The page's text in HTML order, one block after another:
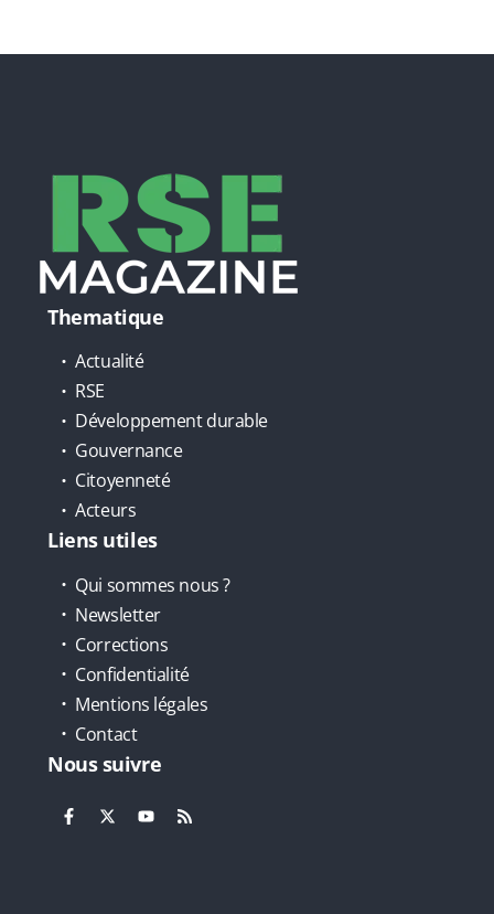
Thematique
Actualité
RSE
Développement durable
Gouvernance
Citoyenneté
Acteurs
Liens utiles
Qui sommes nous ?
Newsletter
Corrections
Confidentialité
Mentions légales
Contact
Nous suivre